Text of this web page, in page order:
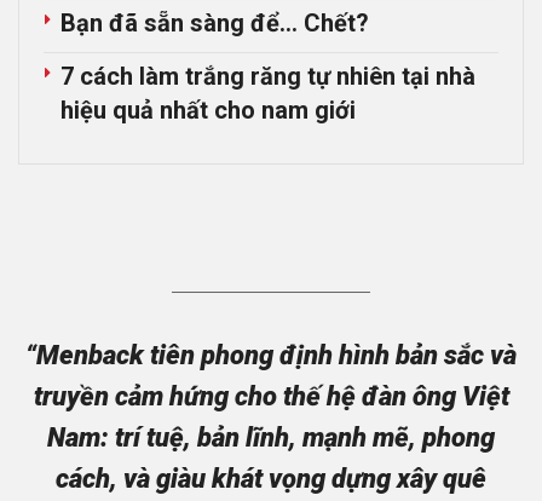
Bạn đã sẵn sàng để… Chết?
7 cách làm trắng răng tự nhiên tại nhà
hiệu quả nhất cho nam giới
“Menback tiên phong định hình bản sắc và
truyền cảm hứng cho thế hệ đàn ông Việt
Nam: trí tuệ, bản lĩnh, mạnh mẽ, phong
cách, và giàu khát vọng dựng xây quê